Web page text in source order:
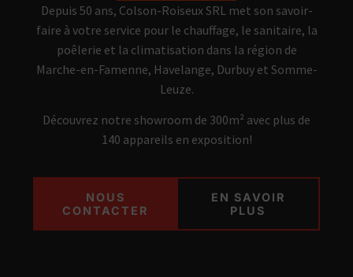
Depuis 50 ans, Colson-Roiseux SRL met son savoir-
faire à votre service pour le chauffage, le sanitaire, la
poêlerie et la climatisation dans la région de
Marche-en-Famenne, Havelange, Durbuy et Somme-
Leuze.
Découvrez notre showroom de 300m² avec plus de
140 appareils en exposition!
NOUS
CONTACTER
EN SAVOIR
PLUS